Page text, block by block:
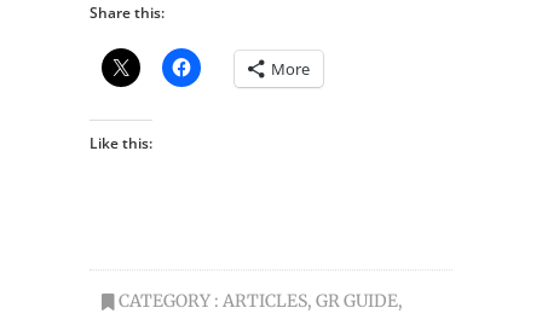
Share this:
More
Like this:
CATEGORY : ARTICLES, GR GUIDE,